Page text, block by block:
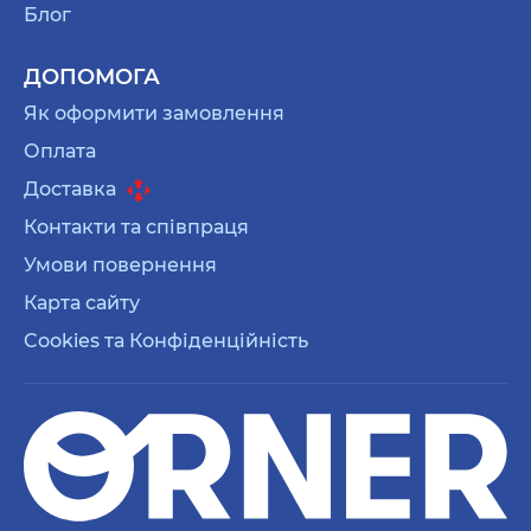
моменти та емоції.
Келихи для пива
свого дому, то келихи для пива можуть бути
чудовим подарунком. Оберіть стильні та якісні
келихи з унікальним дизайном, які додадуть
особливий шарм його пивній колекції.
Блокноти: якщо ваш дідусь любить записувати
блокнот може бути відмінним подарунком.
Оберіть блокнот з елегантним чи кумедним
Подушки з принтами: якщо ваш дідусь любить
комфорт та відпочинок, то подушка з принтом
може стати чудовим подарунком. Це не тільки
приємний декоративний елемент для його
Блог
ДОПОМОГА
Як оформити замовлення
Оплата
Доставка
Контакти та співпраця
Умови повернення
Карта сайту
Cookies та Конфіденційність